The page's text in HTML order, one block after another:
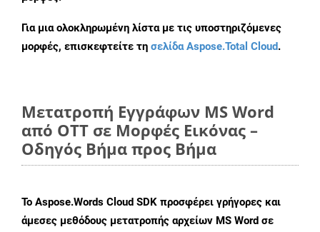
Για μια ολοκληρωμένη λίστα με τις υποστηριζόμενες
μορφές, επισκεφτείτε τη σελίδα Aspose.Total Cloud.
Μετατροπή Εγγράφων MS Word
από OTT σε Μορφές Εικόνας –
Οδηγός Βήμα προς Βήμα
Το Aspose.Words Cloud SDK προσφέρει γρήγορες και
άμεσες μεθόδους μετατροπής αρχείων MS Word σε